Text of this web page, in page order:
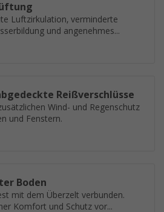
Luftzirkulation, verminderte
und angenehmes...
Reißverschlüsse
Wind- und Regenschutz
und Fenstern.
Boden
mit dem Überzelt verbunden.
Komfort und Schutz vor...